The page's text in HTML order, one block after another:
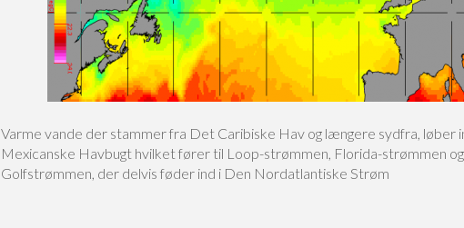
Varme vande der stammer fra Det Caribiske Hav og længere sydfra, løber
Mexicanske Havbugt hvilket fører til Loop-strømmen, Florida-strømmen og
Golfstrømmen, der delvis føder ind i Den Nordatlantiske Strøm